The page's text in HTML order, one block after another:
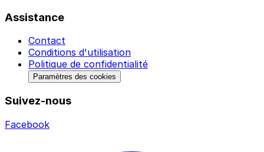
Assistance
Contact
Conditions d'utilisation
Politique de confidentialité
Paramètres des cookies
Suivez-nous
Facebook